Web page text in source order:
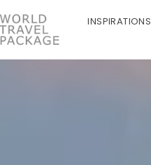
INSPIRATIONS